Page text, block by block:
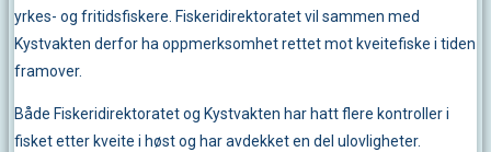
yrkes- og fritidsfiskere. Fiskeridirektoratet vil sammen med
Kystvakten derfor ha oppmerksomhet rettet mot kveitefiske i tiden
framover.
Både Fiskeridirektoratet og Kystvakten har hatt flere kontroller i
fisket etter kveite i høst og har avdekket en del ulovligheter.